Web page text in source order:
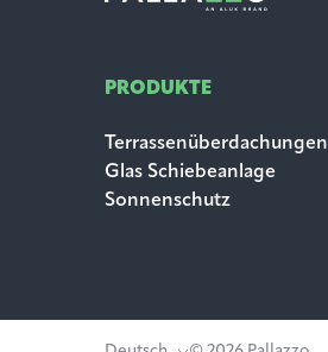
PRODUKTE
Terrassenüberdachungen
Glas Schiebeanlage
Sonnenschutz